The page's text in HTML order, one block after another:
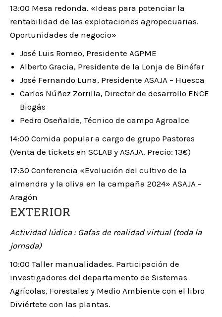
13:00 Mesa redonda. «Ideas para potenciar la
rentabilidad de las explotaciones agropecuarias.
Oportunidades de negocio»
José Luis Romeo, Presidente AGPME
Alberto Gracia, Presidente de la Lonja de Binéfar
José Fernando Luna, Presidente ASAJA – Huesca
Carlos Núñez Zorrilla, Director de desarrollo ENCE
Biogás
Pedro Oseñalde, Técnico de campo Agroalce
14:00 Comida popular a cargo de grupo Pastores
(Venta de tickets en SCLAB y ASAJA. Precio: 13€)
17:30 Conferencia «Evolución del cultivo de la
almendra y la oliva en la campaña 2024» ASAJA –
Aragón
EXTERIOR
Actividad lúdica : Gafas de realidad virtual (toda la
jornada)
10:00 Taller manualidades. Participación de
investigadores del departamento de Sistemas
Agrícolas, Forestales y Medio Ambiente con el libro
Diviértete con las plantas.